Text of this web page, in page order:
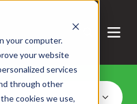
your computer.
your website
services
through other
cookies we use,